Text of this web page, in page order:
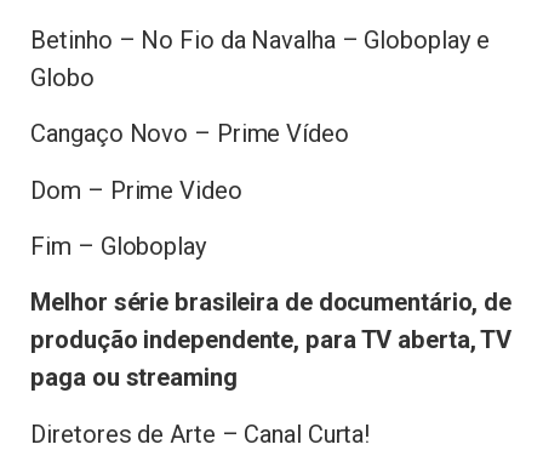
Betinho – No Fio da Navalha – Globoplay e
Globo
Cangaço Novo – Prime Vídeo
Dom – Prime Video
Fim – Globoplay
Melhor série brasileira de documentário, de
produção independente, para TV aberta, TV
paga ou streaming
Diretores de Arte – Canal Curta!